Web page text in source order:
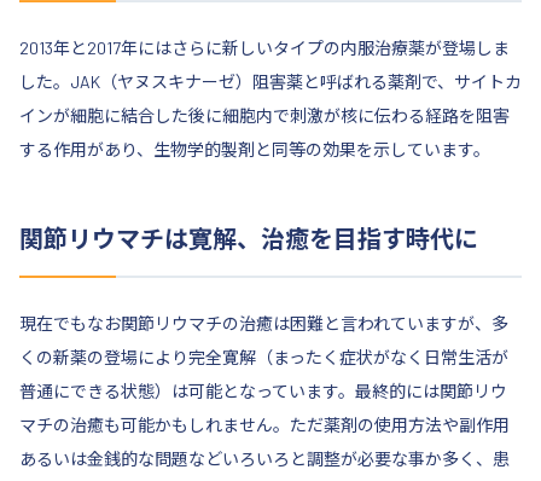
2013年と2017年にはさらに新しいタイプの内服治療薬が登場しま
した。JAK（ヤヌスキナーゼ）阻害薬と呼ばれる薬剤で、サイトカ
インが細胞に結合した後に細胞内で刺激が核に伝わる経路を阻害
する作用があり、生物学的製剤と同等の効果を示しています。
関節リウマチは寛解、治癒を目指す時代に
現在でもなお関節リウマチの治癒は困難と言われていますが、多
くの新薬の登場により完全寛解（まったく症状がなく日常生活が
普通にできる状態）は可能となっています。最終的には関節リウ
マチの治癒も可能かもしれません。ただ薬剤の使用方法や副作用
あるいは金銭的な問題などいろいろと調整が必要な事か多く、患